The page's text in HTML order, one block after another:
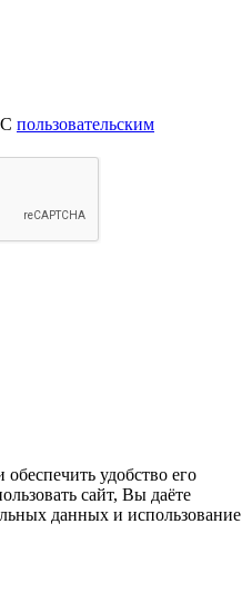
С пользовательским
удобство его
сайт, Вы даёте
данных и использование